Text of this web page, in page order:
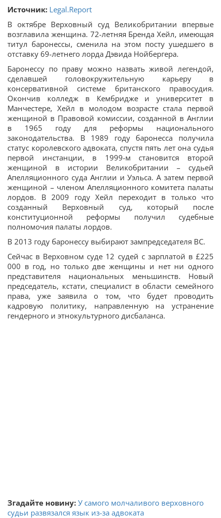
Источник: Legal.Report
В октябре Верховный суд Великобритании впервые
возглавила женщина. 72-летняя Бренда Хейл, имеющая
титул баронессы, сменила на этом посту ушедшего в
отставку 69-летнего лорда Дэвида Нойбергера.
Баронессу по праву можно назвать живой легендой,
сделавшей головокружительную карьеру в
консервативной системе британского правосудия.
Окончив колледж в Кембридже и университет в
Манчестере, Хейл в молодом возрасте стала первой
женщиной в Правовой комиссии, созданной в Англии
в 1965 году для реформы национального
законодательства. В 1989 году баронесса получила
статус королевского адвоката, спустя пять лет она судья
первой инстанции, в 1999-м становится второй
женщиной в истории Великобритании – судьей
Апелляционного суда Англии и Уэльса. А затем первой
женщиной – членом Апелляционного комитета палаты
лордов. В 2009 году Хейл переходит в только что
созданный Верховный суд, который после
конституционной реформы получил судебные
полномочия палаты лордов.
В 2013 году баронессу выбирают зампредседателя ВС.
Сейчас в Верховном суде 12 судей с зарплатой в £225
000 в год, но только две женщины и нет ни одного
представителя национальных меньшинств. Новый
председатель, кстати, специалист в области семейного
права, уже заявила о том, что будет проводить
кадровую политику, направленную на устранение
гендерного и этнокультурного дисбаланса.
Згадайте новину: У самого молчаливого верховного
судьи развязался язык из-за адвоката